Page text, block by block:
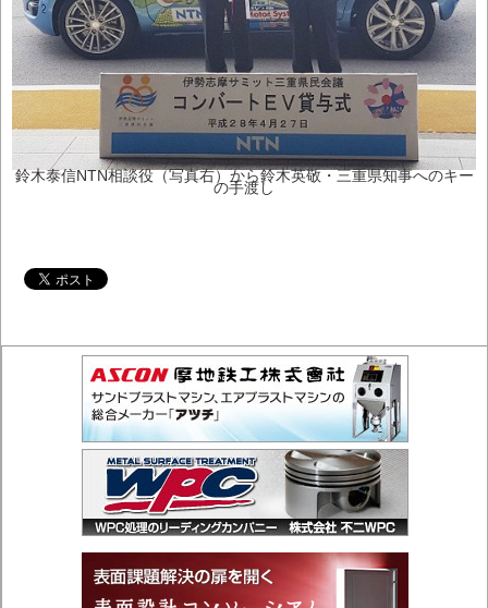
鈴木泰信NTN相談役（写真右）から鈴木英敬・三重県知事へのキー
の手渡し